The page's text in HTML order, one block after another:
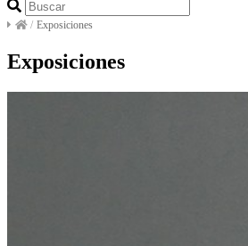
/ Exposiciones
Exposiciones